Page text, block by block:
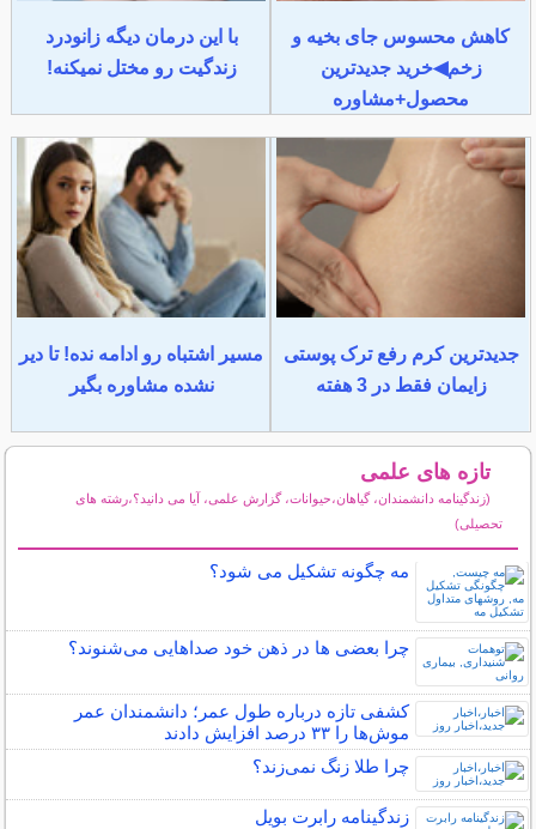
کاهش محسوس جای بخیه و
زخم◀خرید جدیدترین
محصول+مشاوره
با این درمان دیگه زانودرد
زندگیت رو مختل نمیکنه!
جدیدترین کرم رفع ترک پوستی
زایمان فقط در 3 هفته
مسیر اشتباه رو ادامه نده! تا دیر
نشده مشاوره بگیر
تازه های علمی
(زندگینامه دانشمندان، گیاهان،حیوانات، گزارش علمی، آیا می دانید؟،رشته های
تحصیلی)
مه چگونه تشکیل می شود؟
چرا بعضی ها در ذهن خود صداهایی می‌شنوند؟
کشفی تازه درباره طول عمر؛ دانشمندان عمر
موش‌ها را ۳۳ درصد افزایش دادند
چرا طلا زنگ نمی‌زند؟
زندگینامه رابرت بویل